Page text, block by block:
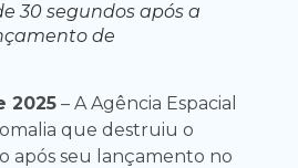
30 segundos após a
de
2025 – A Agência Espacial
que destruiu o
após seu lançamento no